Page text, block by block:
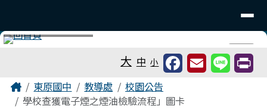
⏸
大 中 小
主內容區域
Home東原國中 教導處
校園公告
學校查獲電子煙之煙油檢驗流程」圖卡
頁尾區域